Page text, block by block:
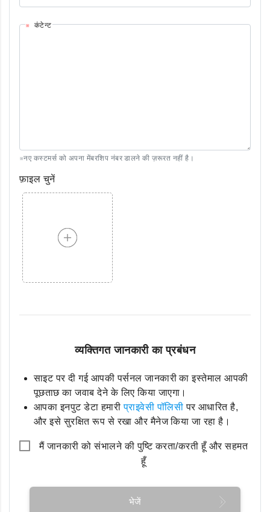
कंटेन्ट
※नए कस्टमर्स को अपना मेंबरशिप नंबर डालने की ज़रूरत नहीं है।
फ़ाइल चुनें
व्यक्तिगत जानकारी का प्रबंधन
साइट पर दी गई आपकी पर्सनल जानकारी का इस्तेमाल आपकी
पूछताछ का जवाब देने के लिए किया जाएगा।
आपका इनपुट डेटा हमारीप्राइवेसी पॉलिसीपर आधारित है,
और इसे सुरक्षित रूप से रखा और मैनेज किया जा रहा है।
मैं जानकारी को संभालने की पुष्टि करता/करती हूँ और सहमत
हूँ
भेजें